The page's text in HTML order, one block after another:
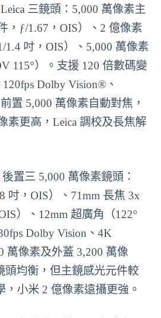
三鏡頭：5,000 萬像素主
，ƒ/1.67，OIS）、2 億像素
1.4 吋，OIS）、5,000 萬像素
115°）。支援 120 倍數碼變
Dolby Vision®、
置 5,000 萬像素自動對焦，
素更高，Leica 調校及長焦解
置三 5,000 萬像素鏡頭：
吋，OIS）、71mm 長焦 3x
）、12mm 超廣角（122°
Dolby Vision、4K
萬像素及外蓋 3,200 萬像
頭均衡，但主鏡感光元件較
，小米 2 億像素遠攝更強。